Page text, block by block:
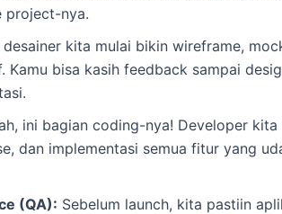
project-nya.
desainer kita mulai bikin wireframe,
bisa kasih feedback sampai
ini bagian coding-nya! Developer kita
dan implementasi semua fitur yang
(QA): Sebelum launch, kita pastiin